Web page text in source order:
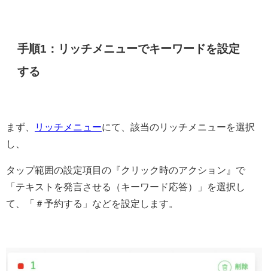
手順1：リッチメニューでキーワードを設定
する
まず、 リッチメニューにて、該当のリッチメニューを選択
し、
タップ範囲の設定項目の『クリック時のアクション』で
「テキストを発言させる（キーワード応答）」を選択し
て、「＃予約する」などを設定します。